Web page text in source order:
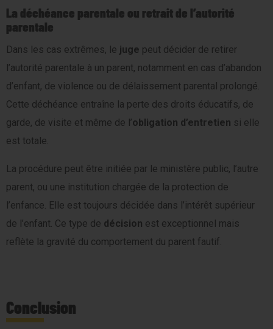
La déchéance parentale ou retrait de l’autorité
parentale
Dans les cas extrêmes, le juge peut décider de retirer
l’autorité parentale à un parent, notamment en cas d’abandon
d’enfant, de violence ou de délaissement parental prolongé.
Cette déchéance entraîne la perte des droits éducatifs, de
garde, de visite et même de l’obligation d’entretien si elle
est totale.
La procédure peut être initiée par le ministère public, l’autre
parent, ou une institution chargée de la protection de
l’enfance. Elle est toujours décidée dans l’intérêt supérieur
de l’enfant. Ce type de décision est exceptionnel mais
reflète la gravité du comportement du parent fautif.
Conclusion